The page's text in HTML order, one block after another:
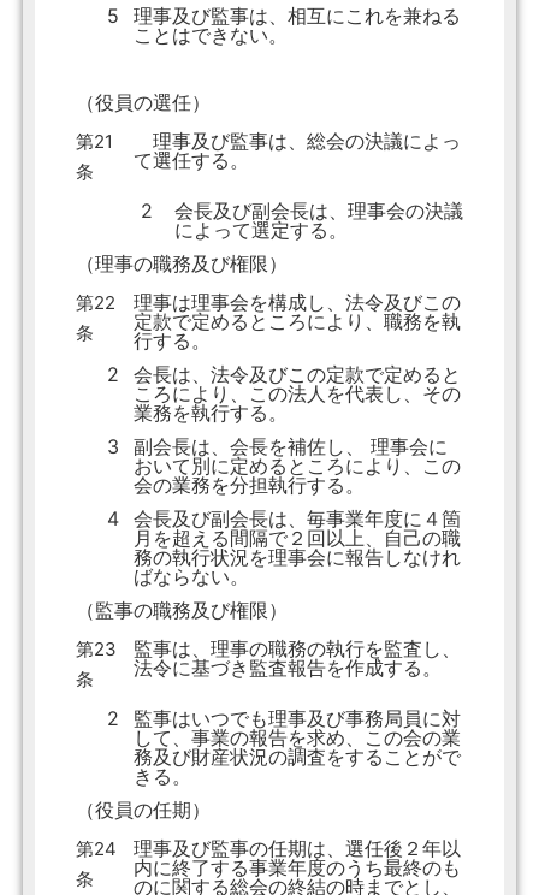
5
理事及び監事は、相互にこれを兼ねる
ことはできない。
（役員の選任）
第21
条
理事及び監事は、総会の決議によっ
て選任する。
2
会長及び副会長は、理事会の決議
によって選定する。
（理事の職務及び権限）
第22
条
理事は理事会を構成し、法令及びこの
定款で定めるところにより、職務を執
行する。
2
会長は、法令及びこの定款で定めると
ころにより、この法人を代表し、その
業務を執行する。
3
副会長は、会長を補佐し、 理事会に
おいて別に定めるところにより、この
会の業務を分担執行する。
4
会長及び副会長は、毎事業年度に４箇
月を超える間隔で２回以上、自己の職
務の執行状況を理事会に報告しなけれ
ばならない。
（監事の職務及び権限）
第23
条
監事は、理事の職務の執行を監査し、
法令に基づき監査報告を作成する。
2
監事はいつでも理事及び事務局員に対
して、事業の報告を求め、この会の業
務及び財産状況の調査をすることがで
きる。
（役員の任期）
第24
条
理事及び監事の任期は、選任後２年以
内に終了する事業年度のうち最終のも
のに関する総会の終結の時までとし、